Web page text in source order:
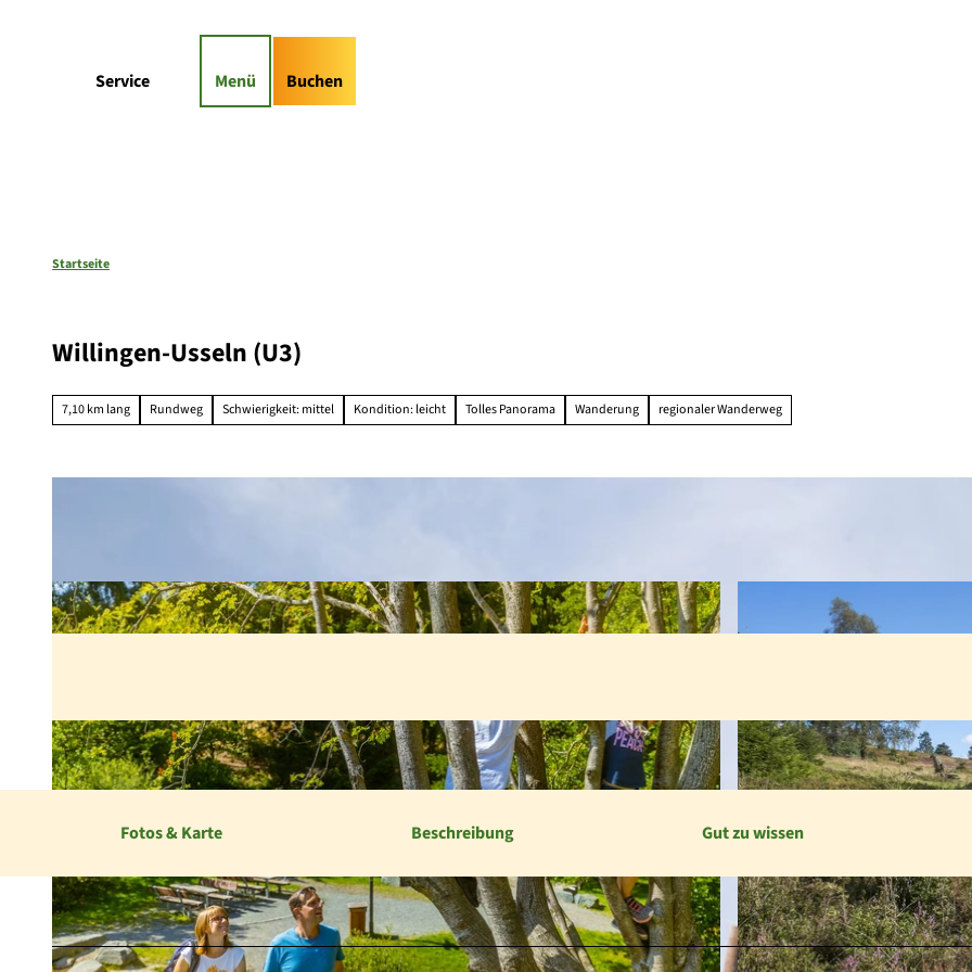
Service Menü Buchen
Startseite
Willingen-Usseln (U3)
7,10 km lang Rundweg Schwierigkeit: mittel Kondition: leicht Tolles Panorama Wanderung regionaler Wanderweg
Fotos & Karte Beschreibung Gut zu wissen